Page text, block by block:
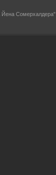
Йена Сомерхалдера"